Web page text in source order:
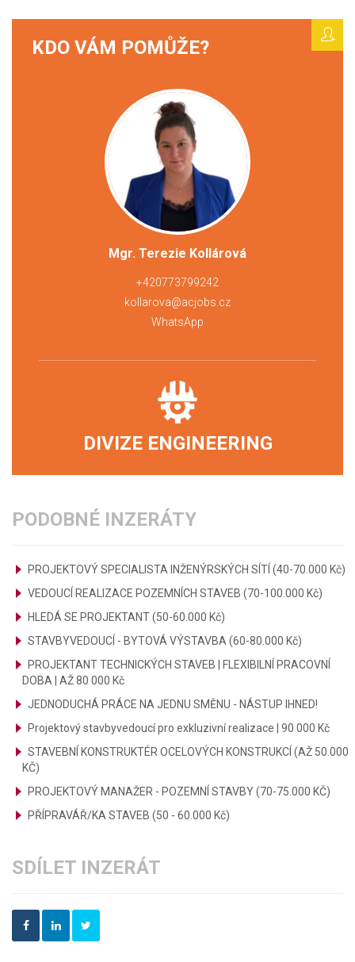
KDO VÁM POMŮŽE?
Mgr. Terezie Kollárová
+420773799242
kollarova@acjobs.cz
WhatsApp
DIVIZE ENGINEERING
PODOBNÉ INZERÁTY
PROJEKTOVÝ SPECIALISTA INŽENÝRSKÝCH SÍTÍ (40-70.000 Kč)
VEDOUCÍ REALIZACE POZEMNÍCH STAVEB (70-100.000 Kč)
HLEDÁ SE PROJEKTANT (50-60.000 Kč)
STAVBYVEDOUCÍ - BYTOVÁ VÝSTAVBA (60-80.000 Kč)
PROJEKTANT TECHNICKÝCH STAVEB | FLEXIBILNÍ PRACOVNÍ
DOBA | AŽ 80 000 Kč
JEDNODUCHÁ PRÁCE NA JEDNU SMĚNU - NÁSTUP IHNED!
Projektový stavbyvedoucí pro exkluzivní realizace | 90 000 Kč
STAVEBNÍ KONSTRUKTÉR OCELOVÝCH KONSTRUKCÍ (AŽ 50.000
KČ)
PROJEKTOVÝ MANAŽER - POZEMNÍ STAVBY (70-75.000 KČ)
PŘÍPRAVÁŘ/KA STAVEB (50 - 60.000 Kč)
SDÍLET INZERÁT